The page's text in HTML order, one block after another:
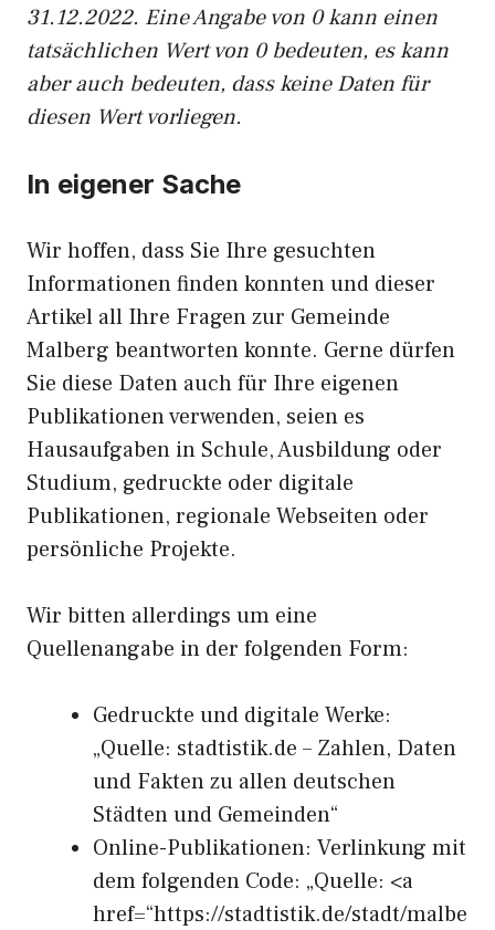
31.12.2022. Eine Angabe von 0 kann einen
tatsächlichen Wert von 0 bedeuten, es kann
aber auch bedeuten, dass keine Daten für
diesen Wert vorliegen.
In eigener Sache
Wir hoffen, dass Sie Ihre gesuchten
Informationen finden konnten und dieser
Artikel all Ihre Fragen zur Gemeinde
Malberg beantworten konnte. Gerne dürfen
Sie diese Daten auch für Ihre eigenen
Publikationen verwenden, seien es
Hausaufgaben in Schule, Ausbildung oder
Studium, gedruckte oder digitale
Publikationen, regionale Webseiten oder
persönliche Projekte.
Wir bitten allerdings um eine
Quellenangabe in der folgenden Form:
Gedruckte und digitale Werke:
„Quelle: stadtistik.de – Zahlen, Daten
und Fakten zu allen deutschen
Städten und Gemeinden“
Online-Publikationen: Verlinkung mit
dem folgenden Code: „Quelle: <a
href=“https://stadtistik.de/stadt/malbe